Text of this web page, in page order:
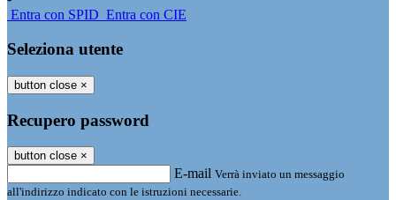
Entra con SPID Entra con CIE
Seleziona utente
button close ×
Recupero password
button close ×
E-mail Verrà inviato un messaggio
all'indirizzo indicato con le istruzioni necessarie.